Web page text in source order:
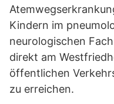
Kindern im
neurologischen
direkt am
öffentlichen
zu erreichen.